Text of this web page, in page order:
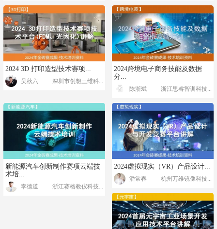
2024 3D 打印造型技术赛项...
深圳市创想三维科...
吴秋六
2024跨境电子商务技能及数据
分...
浙江思睿智训科技...
陈浙斌
新能源汽车创新制作赛项云端技
术培...
浙江赛格教仪科技...
李德道
2024虚拟现实（VR）产品设计...
杭州万维镜像科技...
潘常春